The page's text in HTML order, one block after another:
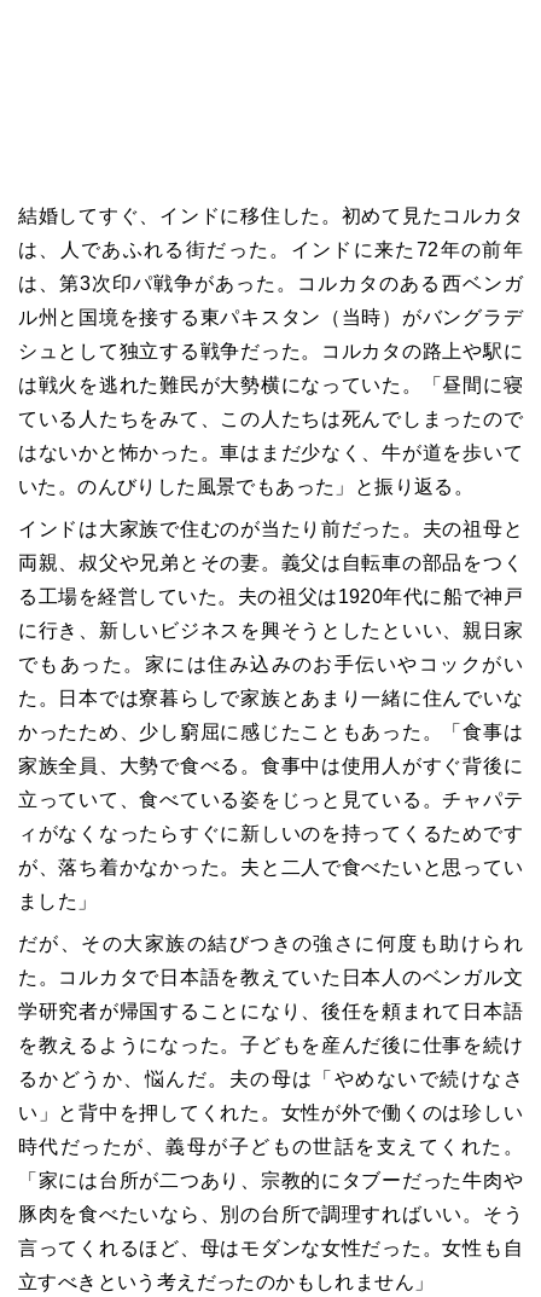
結婚してすぐ、インドに移住した。初めて見たコルカタ
は、人であふれる街だった。インドに来た72年の前年
は、第3次印パ戦争があった。コルカタのある西ベンガ
ル州と国境を接する東パキスタン（当時）がバングラデ
シュとして独立する戦争だった。コルカタの路上や駅に
は戦火を逃れた難民が大勢横になっていた。「昼間に寝
ている人たちをみて、この人たちは死んでしまったので
はないかと怖かった。車はまだ少なく、牛が道を歩いて
いた。のんびりした風景でもあった」と振り返る。
インドは大家族で住むのが当たり前だった。夫の祖母と
両親、叔父や兄弟とその妻。義父は自転車の部品をつく
る工場を経営していた。夫の祖父は1920年代に船で神戸
に行き、新しいビジネスを興そうとしたといい、親日家
でもあった。家には住み込みのお手伝いやコックがい
た。日本では寮暮らしで家族とあまり一緒に住んでいな
かったため、少し窮屈に感じたこともあった。「食事は
家族全員、大勢で食べる。食事中は使用人がすぐ背後に
立っていて、食べている姿をじっと見ている。チャパテ
ィがなくなったらすぐに新しいのを持ってくるためです
が、落ち着かなかった。夫と二人で食べたいと思ってい
ました」
だが、その大家族の結びつきの強さに何度も助けられ
た。コルカタで日本語を教えていた日本人のベンガル文
学研究者が帰国することになり、後任を頼まれて日本語
を教えるようになった。子どもを産んだ後に仕事を続け
るかどうか、悩んだ。夫の母は「やめないで続けなさ
い」と背中を押してくれた。女性が外で働くのは珍しい
時代だったが、義母が子どもの世話を支えてくれた。
「家には台所が二つあり、宗教的にタブーだった牛肉や
豚肉を食べたいなら、別の台所で調理すればいい。そう
言ってくれるほど、母はモダンな女性だった。女性も自
立すべきという考えだったのかもしれません」